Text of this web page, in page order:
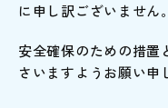
に申し訳ございません。
安全確保のための措置
さいますようお願い申